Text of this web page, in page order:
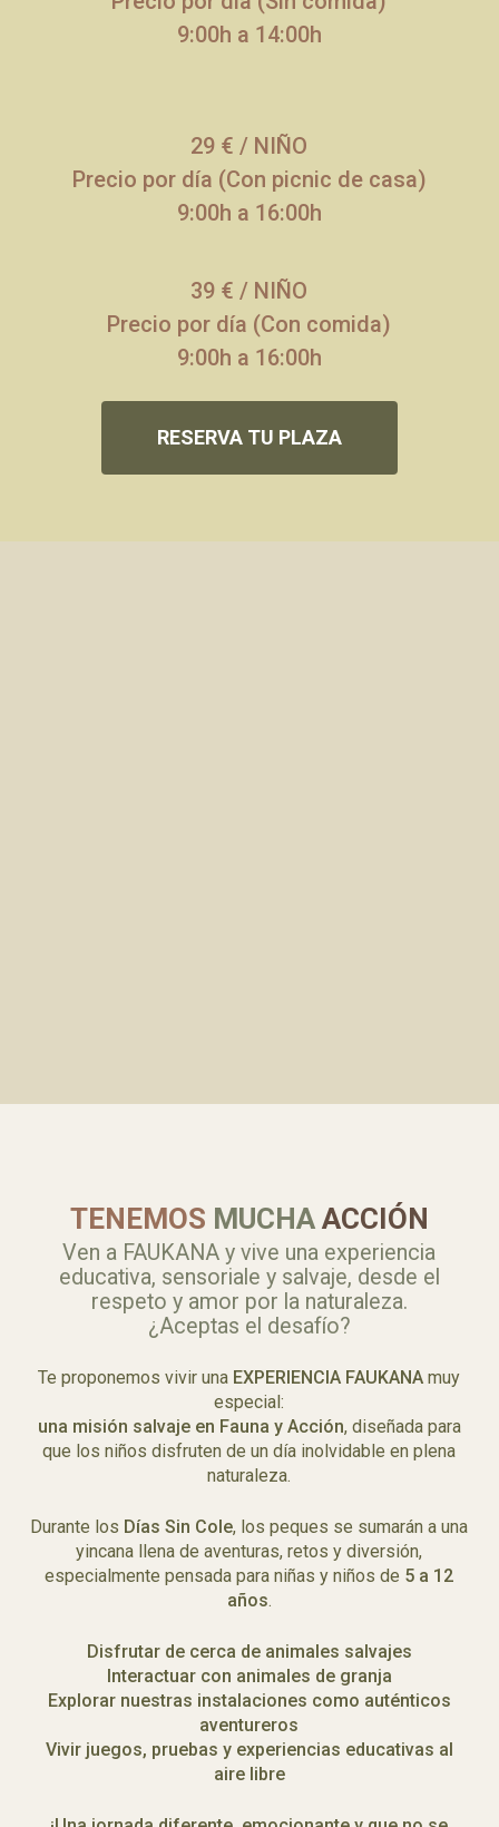
9:00h a 14:00h
29 € / NIÑO
Precio por día (Con picnic de casa)
9:00h a 16:00h
39 € / NIÑO
Precio por día (Con comida)
9:00h a 16:00h
RESERVA TU PLAZA
TENEMOS MUCHA ACCIÓN
Ven a FAUKANA y vive una experiencia
educativa, sensoriale y salvaje, desde el
respeto y amor por la naturaleza.
¿Aceptas el desafío?
Te proponemos vivir una EXPERIENCIA FAUKANA muy
especial:
una misión salvaje en Fauna y Acción, diseñada para
que los niños disfruten de un día inolvidable en plena
naturaleza.
Durante los Días Sin Cole, los peques se sumarán a una
yincana llena de aventuras, retos y diversión,
especialmente pensada para niñas y niños de 5 a 12
años.
Disfrutar de cerca de animales salvajes
Interactuar con animales de granja
Explorar nuestras instalaciones como auténticos
aventureros
Vivir juegos, pruebas y experiencias educativas al
aire libre